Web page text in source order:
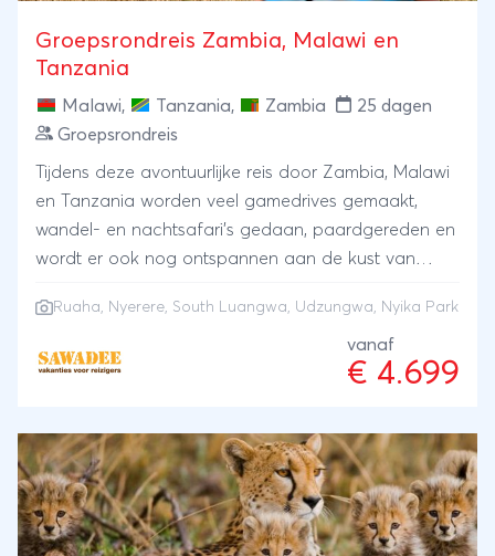
Groepsrondreis Zambia, Malawi en
Tanzania
Malawi, Tanzania, Zambia
25 dagen
Groepsrondreis
Tijdens deze avontuurlijke reis door Zambia, Malawi
en Tanzania worden veel gamedrives gemaakt,
wandel- en nachtsafari's gedaan, paardgereden en
wordt er ook nog ontspannen aan de kust van
Nyerere en South Luangwa zijn drie van de
wildrijkste gebieden van Afrika. Daarbij komt nog
dat je hier het wild, zoals luipaarden, leeuwen,
het tropische nevelwoud Udzungwa zie je zeldzame
apensoorten en het Nyika Park leent zich prima
voor een wandeling.
Ruaha, Nyerere, South Luangwa, Udzungwa, Nyika Park
vanaf
€ 4.699